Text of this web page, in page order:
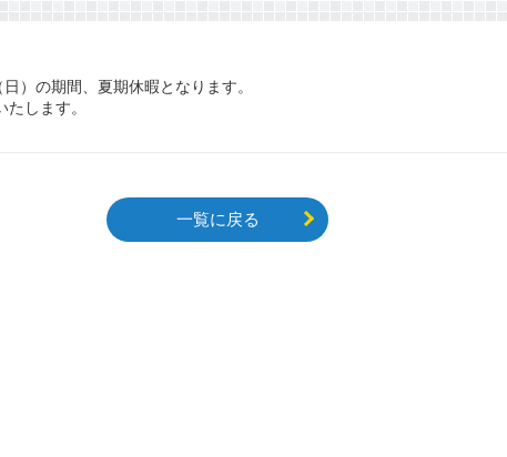
）の期間、夏期休暇となります。
します。
一覧に戻る